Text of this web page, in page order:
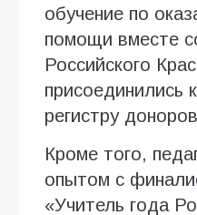
обучение по
помощи вместе
Российского
присоединились
регистру
Кроме того,
опытом с
«Учитель года